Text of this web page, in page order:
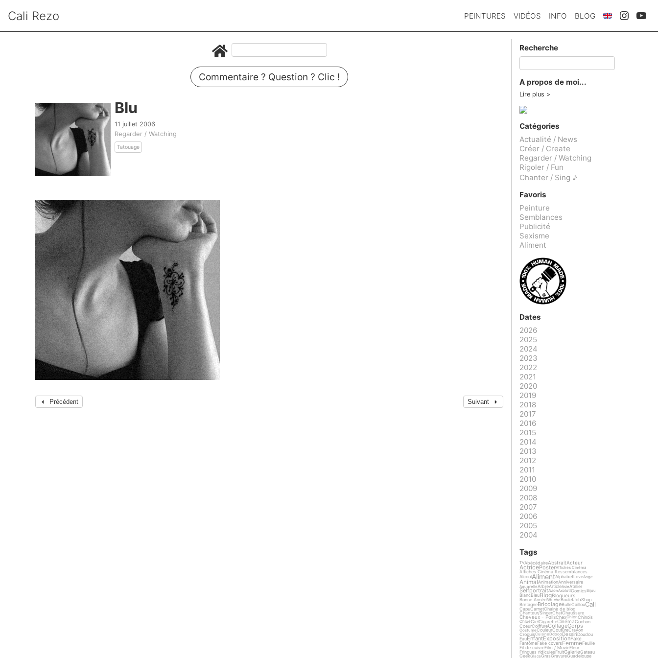
Cali Rezo PEINTURES VIDÉOS INFO BLOG
Commentaire ? Question ? Clic !
Blu
11 juillet 2006
Regarder / Watching
Tatouage
Précédent Suivant
Recherche
A propos de moi...
Lire plus
Catégories
Actualité / News
Créer / Create
Regarder / Watching
Rigoler / Fun
Chanter / Sing ♪
Favoris
Peinture
Semblances
Publicité
Sexisme
Aliment
Dates
2026
2025
2024
2023
2022
2021
2020
2019
2018
2017
2016
2015
2014
2013
2012
2011
2010
2009
2008
2007
2006
2005
2004
Tags
TVAbécédaireAbstraitActeur
ActricePosterAffiches Cinéma
Affiches Cinéma Ressemblances
Alcool AlimentAlphabetLoveAnge
AnimalAnimationAnniversaire
AquarelleArbreArticleAsieAtelier
SelfportraitAvionAxolotlComicsBijou
BlancBleuBlogBlogueurs
Bonne AnnéeBoucheBouletJobShop
BretagneBricolageBulleCaillouCali
CapuCarnetChaine de blog
Chanteur/SingerChatChaussure
Cheveux - PoilsChexChienChinois
ChloéCielCigaretteCinémaCochon
CoeurCoiffureCollageCorps
CostumeCouleurCoutureCrayon
CroquisCuisineDdoooDessinDoudou
EauEnfantExpositionFake
FantômeFake coversFemmeFeuille
Fil de cuivreFilm / MovieFleur
Fringues ridiculesFruitGalerieGateau
GeekGlaceGrasGravureGuadeloupe